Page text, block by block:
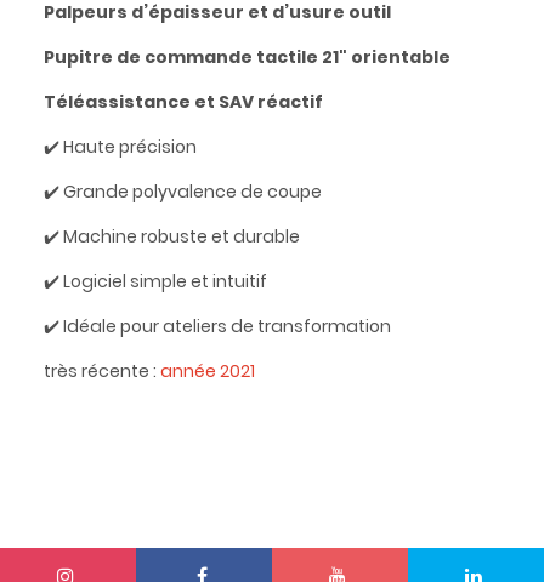
Palpeurs d’épaisseur et d’usure outil
Pupitre de commande tactile 21" orientable
Téléassistance et SAV réactif
✔️ Haute précision
✔️ Grande polyvalence de coupe
✔️ Machine robuste et durable
✔️ Logiciel simple et intuitif
✔️ Idéale pour ateliers de transformation
très récente : année 2021